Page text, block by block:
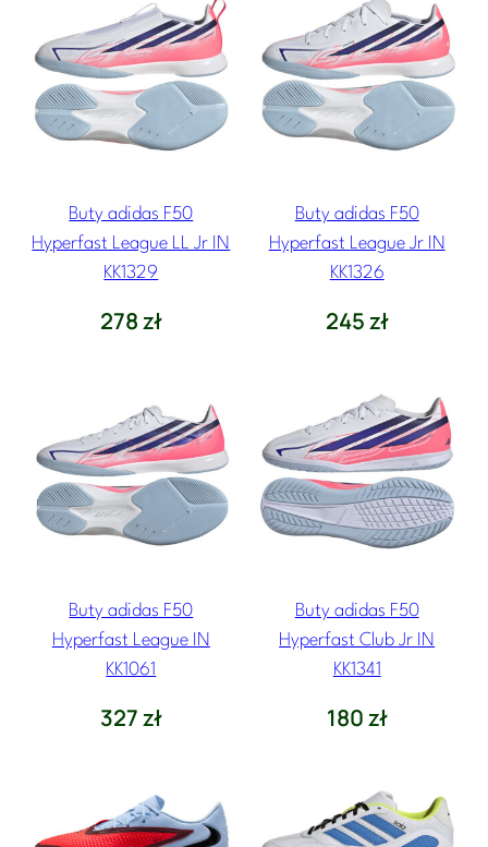
Buty adidas F50
Hyperfast League LL Jr IN
KK1329
278zł
Buty adidas F50
Hyperfast League Jr IN
KK1326
245zł
Buty adidas F50
Hyperfast League IN
KK1061
327zł
Buty adidas F50
Hyperfast Club Jr IN
KK1341
180zł